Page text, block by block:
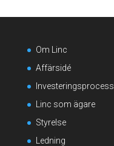
Om Linc
Affärsidé
Investeringsprocess
Linc som ägare
Styrelse
Ledning